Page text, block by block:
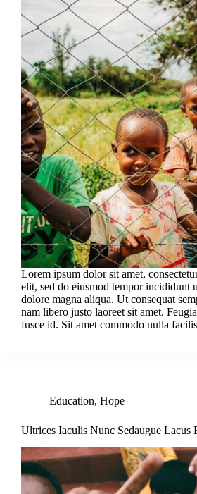
Lorem ipsum dolor sit amet,
elit, sed do eiusmod tempor incididunt
dolore magna aliqua. Ut consequat
nam libero justo laoreet sit amet.
fusce id. Sit amet commodo nulla
Education, Hope
Ultrices Iaculis Nunc Sedaugue Lacus